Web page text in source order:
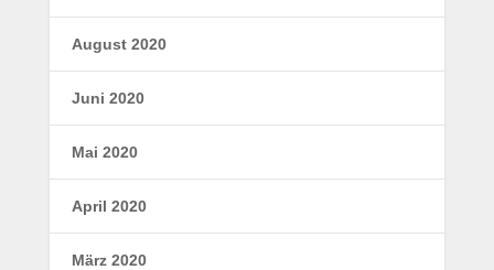
August 2020
Juni 2020
Mai 2020
April 2020
März 2020